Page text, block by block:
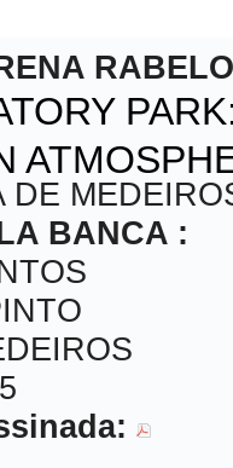
DE
BANCA :